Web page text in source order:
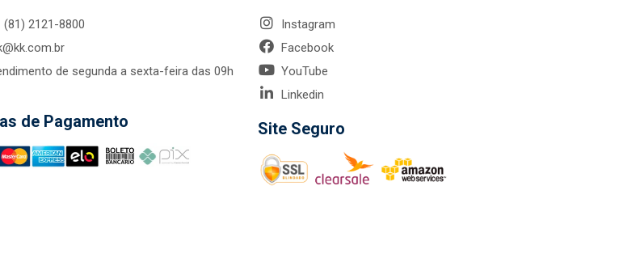
(81) 2121-8800
de segunda a sexta-feira das 09h
de Pagamento
Instagram
Facebook
YouTube
Linkedin
Site Seguro